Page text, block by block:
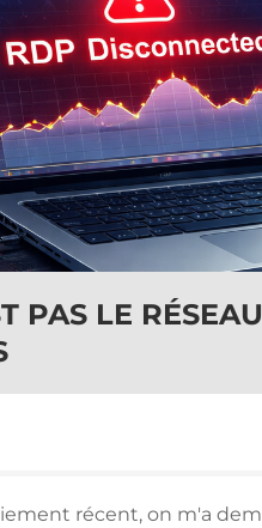
PAS LE
récent, on m'a